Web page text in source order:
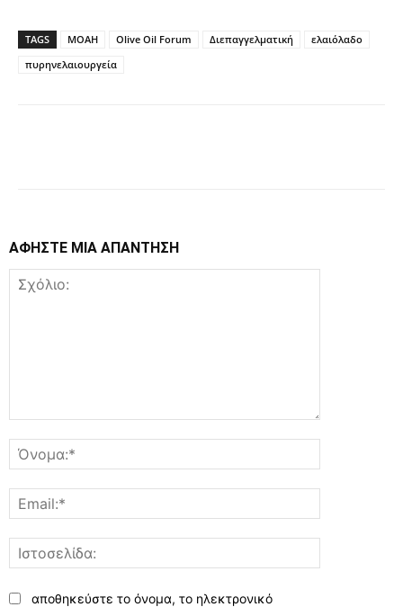
TAGS MOAH Olive Oil Forum Διεπαγγελματική
ελαιόλαδο
πυρηνελαιουργεία
ΑΦΗΣΤΕ ΜΙΑ ΑΠΑΝΤΗΣΗ
αποθηκεύστε το όνομα, το ηλεκτρονικό